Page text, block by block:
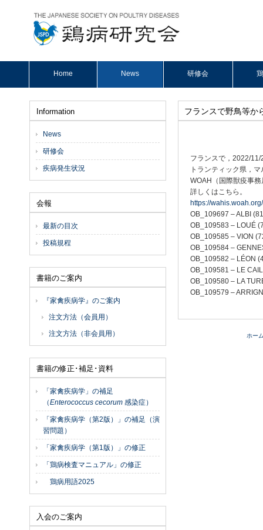
Home News 研修会
フランスで野鳥等か
フランスで，2022/
トランティック県，
WOAH（国際獣疫事
詳しくはこちら。
https://
OB_109697 – ALBI
OB_109583 – LOUÉ
OB_109585 – VION
OB_109584 –
OB_109582 – LÉON
OB_109581 – LE
OB_109580 – LA
OB_109579 –
ホー
Information
News
研修会
疾病発生状況
会報
最新の目次
投稿規程
書籍のご案内
『家禽疾病学』のご案内
注文方法（会員用）
注文方法（非会員用）
書籍の修正･補足･資料
「家禽疾病学」の補足
（Enterococcus cecorum 感染症）
「家禽疾病学（第2版）」の補足（演
習問題）
「家禽疾病学（第1版）」の修正
「鶏病検査マニュアル」の修正
鶏病用語2025
入会のご案内